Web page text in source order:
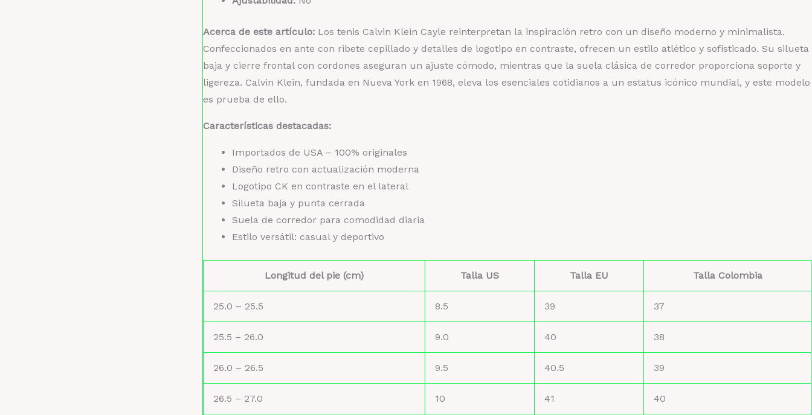
Acerca de este artículo: Los tenis Calvin Klein Cayle reinterpretan la inspiración retro con un diseño moderno y minimalista.
Confeccionados en ante con ribete cepillado y detalles de logotipo en contraste, ofrecen un estilo atlético y sofisticado. Su silueta
baja y cierre frontal con cordones aseguran un ajuste cómodo, mientras que la suela clásica de corredor proporciona soporte y
ligereza. Calvin Klein, fundada en Nueva York en 1968, eleva los esenciales cotidianos a un estatus icónico mundial, y este modelo
es prueba de ello.
Características destacadas:
Importados de USA – 100% originales
Diseño retro con actualización moderna
Logotipo CK en contraste en el lateral
Silueta baja y punta cerrada
Suela de corredor para comodidad diaria
Estilo versátil: casual y deportivo
Longitud del pie (cm) Talla US Talla EU Talla Colombia
25.0 – 25.5 8.5 39 37
25.5 – 26.0 9.0 40 38
26.0 – 26.5 9.5 40.5 39
26.5 – 27.0 10 41 40